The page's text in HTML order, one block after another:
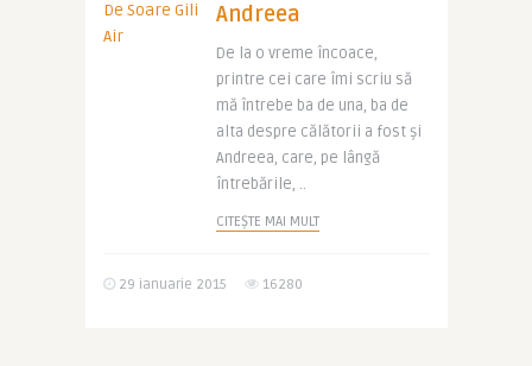
Andreea
De la o vreme încoace,
printre cei care îmi scriu să
mă întrebe ba de una, ba de
alta despre călătorii a fost și
Andreea, care, pe lângă
întrebările, ..
CITEȘTE MAI MULT
29 ianuarie 2015 16280